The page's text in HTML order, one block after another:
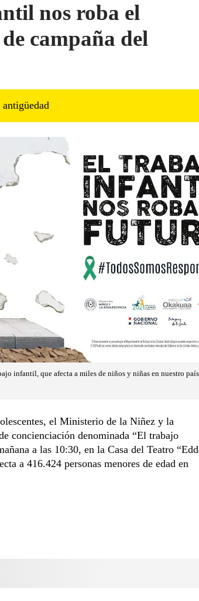
nos roba el
campaña del
antigüedad
infantil, que afecta a miles de niños y niñas en nuestro país.
el Ministerio de la Niñez y la
concienciación denominada “El trabajo
a las 10:30, en la Casa del Teatro
a 416.424 personas menores de edad en